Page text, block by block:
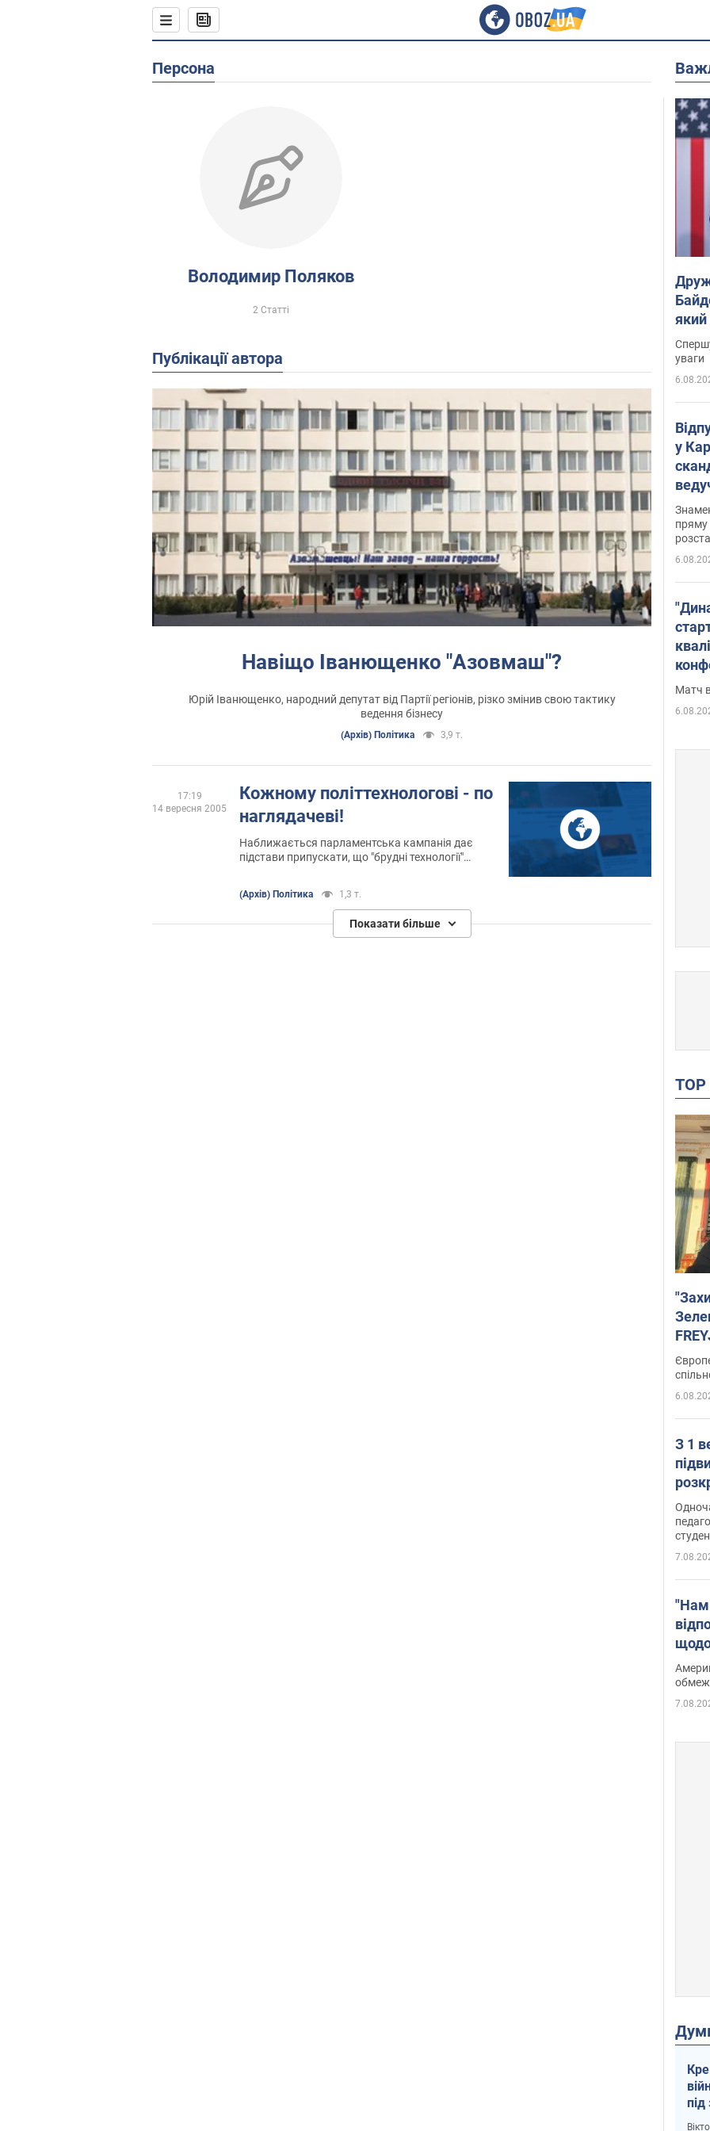
Персона
Володимир Поляков
2 Статті
Публікації автора
Навіщо Іванющенко "Азовмаш"?
Юрій Іванющенко, народний депутат від Партії регіонів, різко змінив свою тактику
ведення бізнесу
(Архів) Політика 3,9 т.
Кожному політтехнологові - по
наглядачеві!
Наближається парламентська кампанія дає
підстави припускати, що "брудні технології"
тому може служити скандал з відставкою
(Архів) Політика 1,3 т.
17:19
14 вересня 2005
Показати більше
який
уваги
у
пряму
Матч
З 1
"Нам
щодо